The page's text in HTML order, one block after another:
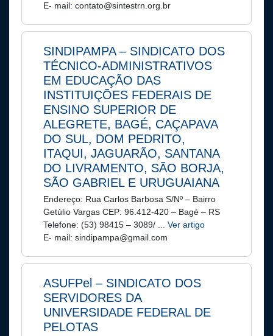
E- mail: contato@sintestrn.org.br
SINDIPAMPA – SINDICATO DOS
TÉCNICO-ADMINISTRATIVOS
EM EDUCAÇÃO DAS
INSTITUIÇÕES FEDERAIS DE
ENSINO SUPERIOR DE
ALEGRETE, BAGÉ, CAÇAPAVA
DO SUL, DOM PEDRITO,
ITAQUI, JAGUARÃO, SANTANA
DO LIVRAMENTO, SÃO BORJA,
SÃO GABRIEL E URUGUAIANA
Endereço: Rua Carlos Barbosa S/Nº – Bairro
Getúlio Vargas CEP: 96.412-420 – Bagé – RS
Telefone: (53) 98415 – 3089/ ... Ver artigo
E- mail: sindipampa@gmail.com
ASUFPel – SINDICATO DOS
SERVIDORES DA
UNIVERSIDADE FEDERAL DE
PELOTAS